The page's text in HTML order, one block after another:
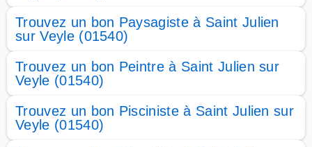
Trouvez un bon Paysagiste à Saint Julien
sur Veyle (01540)
Trouvez un bon Peintre à Saint Julien sur
Veyle (01540)
Trouvez un bon Pisciniste à Saint Julien sur
Veyle (01540)